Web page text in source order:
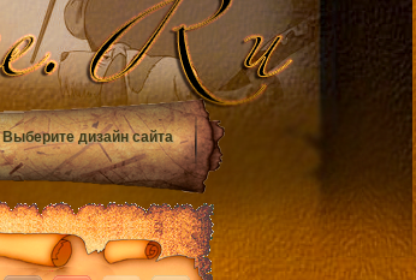
Выберите дизайн сайта